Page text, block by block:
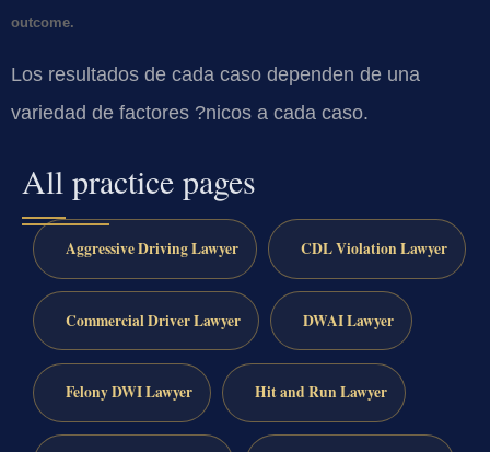
outcome.
Los resultados de cada caso dependen de una
variedad de factores ?nicos a cada caso.
All practice pages
Aggressive Driving Lawyer CDL Violation Lawyer
Commercial Driver Lawyer DWAI Lawyer
Felony DWI Lawyer Hit and Run Lawyer